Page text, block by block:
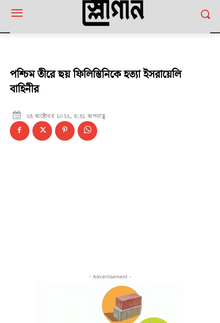
পশ্চিম তীরে ছয় ফিলিস্তিনিকে হত্যা ইসরায়েলি
বাহিনীর
২৫ অক্টোবর ২০২২, ৫:৪১ অপরাহ্ণ
- Advertisement -